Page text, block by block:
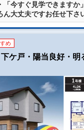
「今すぐ見学できますか
大丈夫ですお任せ下さ
め
ケ戸・陽当良好・明